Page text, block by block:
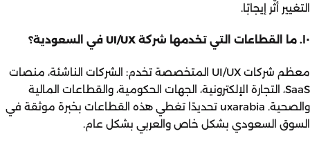
التغيير أثّر إيجابًا.
١٠. ما القطاعات التي تخدمها شركة UI/UX في السعودية؟
معظم شركات UI/UX المتخصصة تخدم: الشركات الناشئة، منصات
SaaS، التجارة الإلكترونية، الجهات الحكومية، والقطاعات المالية
والصحية. uxarabia تحديدًا تغطي هذه القطاعات بخبرة موثقة في
السوق السعودي بشكل خاص والعربي بشكل عام.